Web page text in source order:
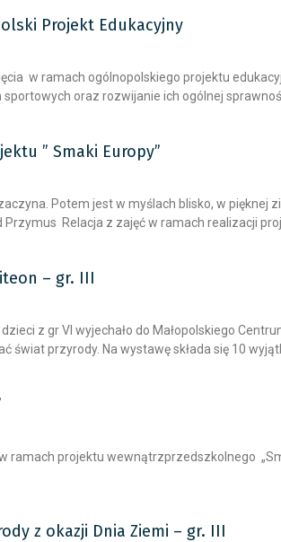
Projekt Edukacyjny
w ramach ogólnopolskiego projektu
oraz rozwijanie ich ogólnej
” Smaki Europy”
Potem jest w myślach blisko, w pięknej
Relacja z zajęć w ramach realizacji
– gr. III
z gr VI wyjechało do Małopolskiego
świat przyrody. Na wystawę składa się 10
ramach projektu wewnątrzprzedszkolnego
z okazji Dnia Ziemi – gr. III